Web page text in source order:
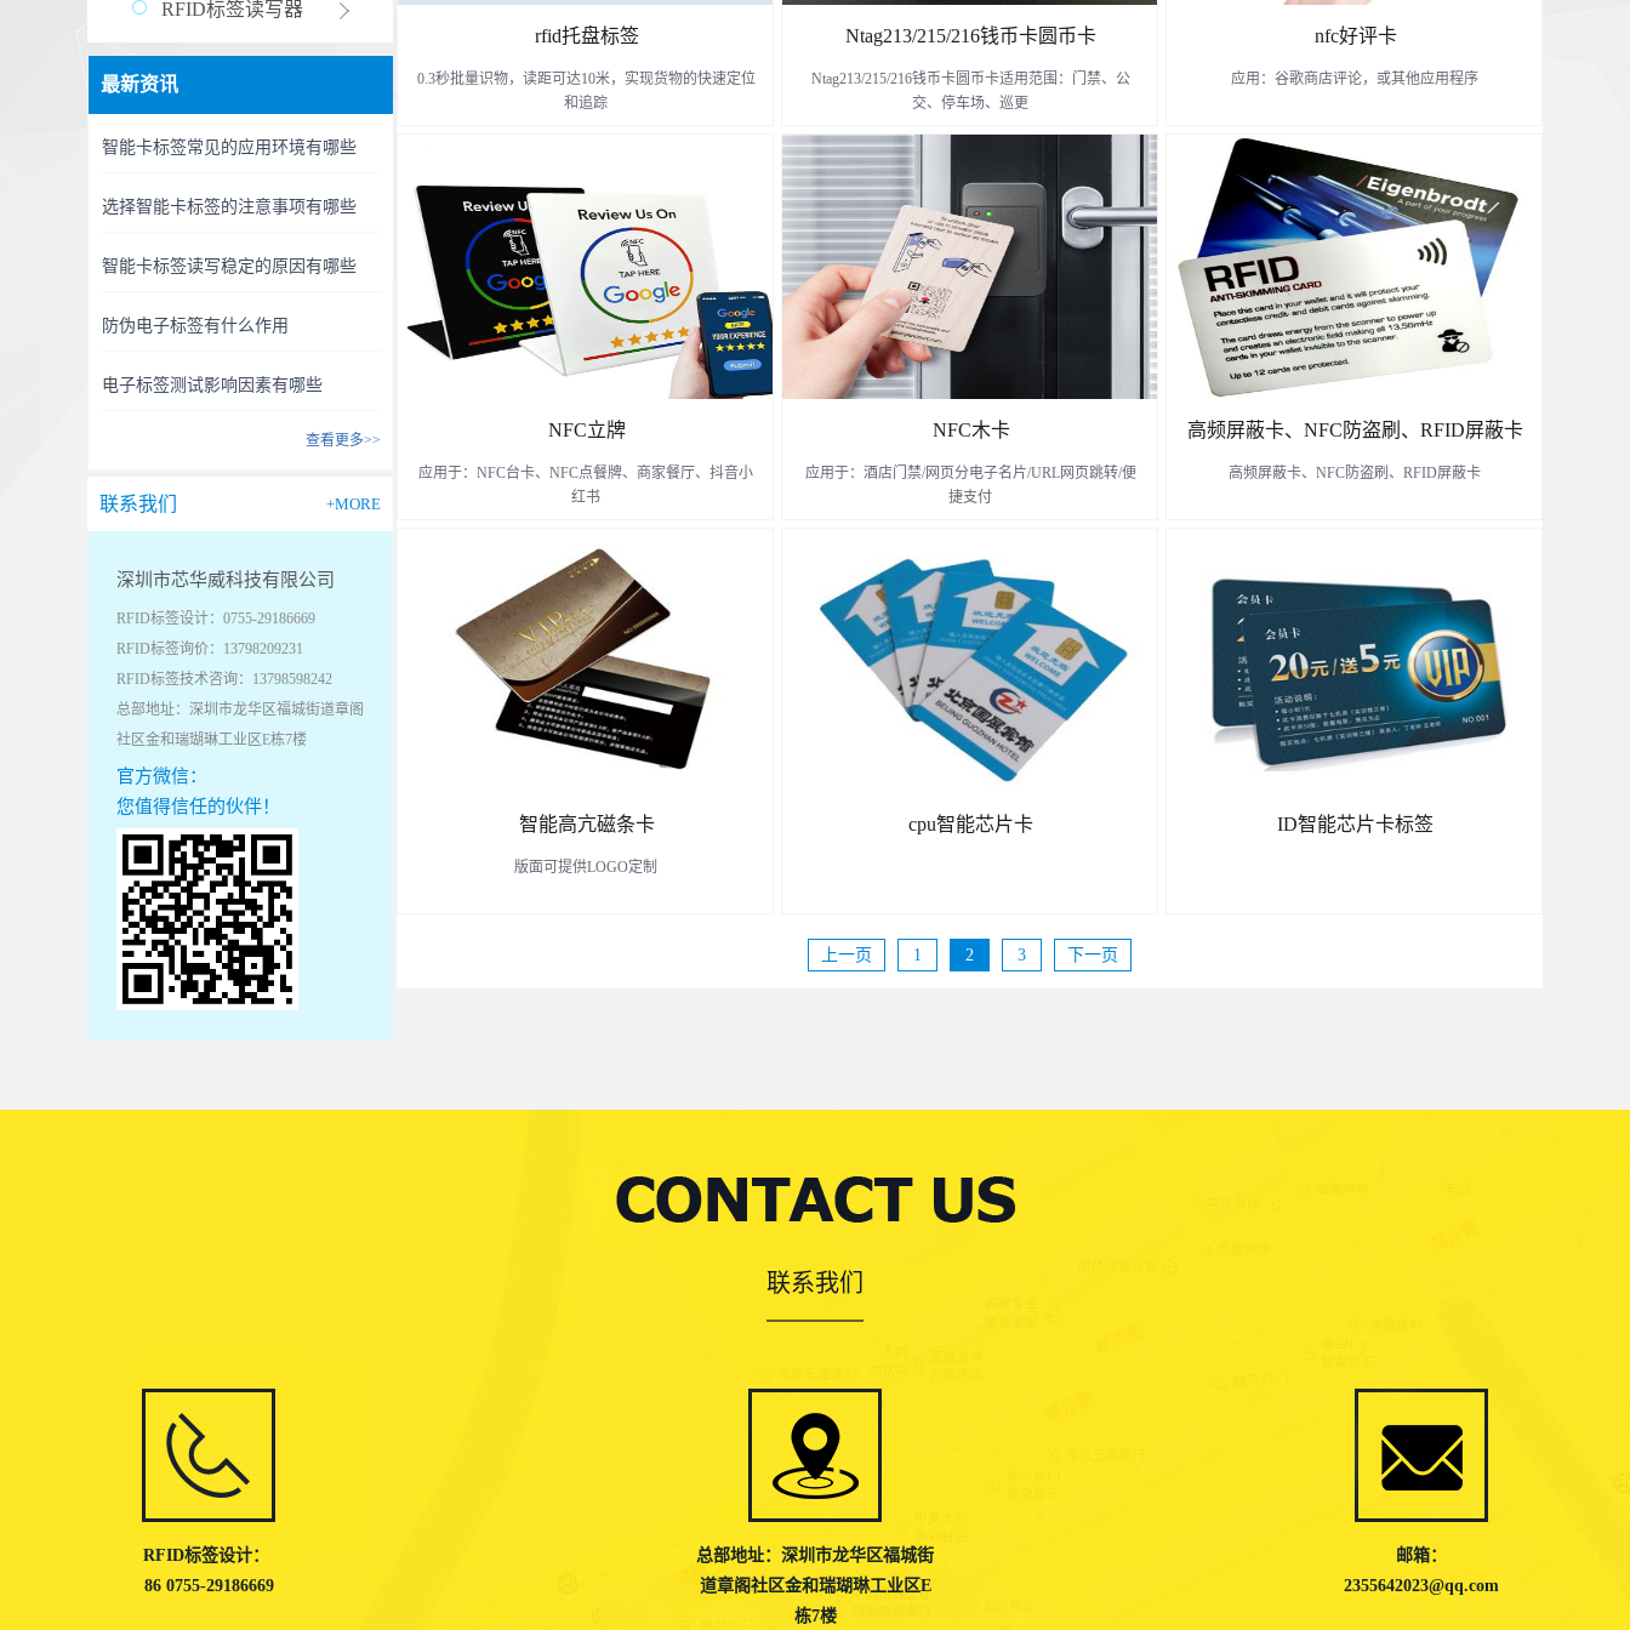
RFID标签读写器
最新资讯
智能卡标签常见的应用环境有哪些
选择智能卡标签的注意事项有哪些
智能卡标签读写稳定的原因有哪些
防伪电子标签有什么作用
电子标签测试影响因素有哪些
查看更多>>
联系我们 +MORE
深圳市芯华威科技有限公司
RFID标签设计：0755-29186669
RFID标签询价：13798209231
RFID标签技术咨询：13798598242
总部地址：深圳市龙华区福城街道章阁
社区金和瑞瑚琳工业区E栋7楼
官方微信：
您值得信任的伙伴！
rfid托盘标签
0.3秒批量识物，读距可达10米，实现货物的快速定位
和追踪
了解更多
Ntag213/215/216钱币卡圆币卡
Ntag213/215/216钱币卡圆币卡适用范围：门禁、公
交、停车场、巡更
了解更多
nfc好评卡
应用：谷歌商店评论，或其他应用程序
了解更多
NFC立牌
应用于：NFC台卡、NFC点餐牌、商家餐厅、抖音小
红书
了解更多
NFC木卡
应用于：酒店门禁/网页分电子名片/URL网页跳转/便
捷支付
了解更多
高频屏蔽卡、NFC防盗刷、RFID屏蔽卡
高频屏蔽卡、NFC防盗刷、RFID屏蔽卡
了解更多
智能高亢磁条卡
版面可提供LOGO定制
cpu智能芯片卡 ID智能芯片卡标签
上一页 1 2 3 下一页
联系我们
RFID标签设计：
86 0755-29186669
总部地址：深圳市龙华区福城街
道章阁社区金和瑞瑚琳工业区E
栋7楼
邮箱：
2355642023@qq.com